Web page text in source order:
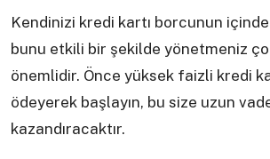
Kendinizi kredi kartı borcunun
bunu etkili bir şekilde yönetmeniz
önemlidir. Önce yüksek faizli kredi
ödeyerek başlayın, bu size uzun
kazandıracaktır.